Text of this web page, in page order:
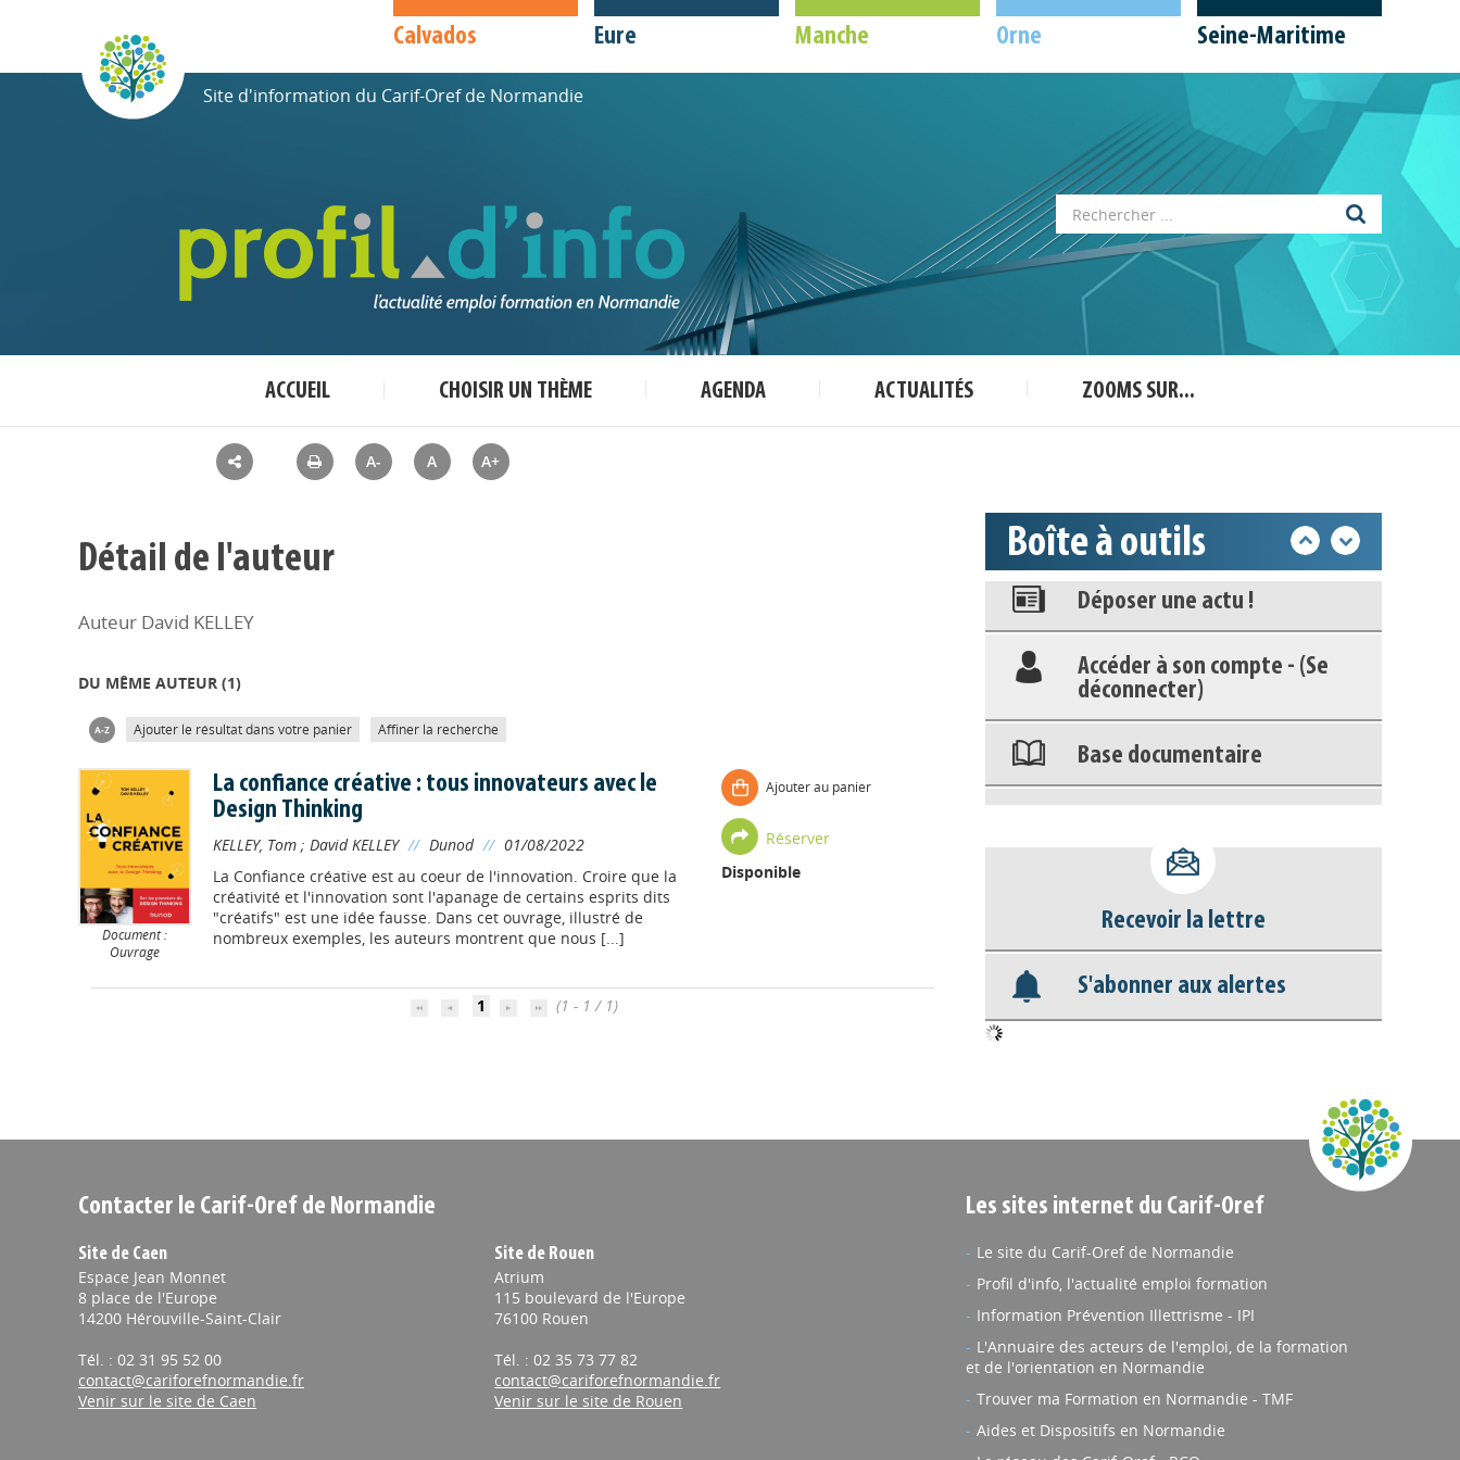
Calvados Eure Manche Orne Seine-Maritime
Site d'information du Carif-Oref de Normandie
ACCUEIL CHOISIR UN THÈME AGENDA ACTUALITÉS ZOOMS SUR...
A- A A+
Détail de l'auteur
Auteur David KELLEY
DU MÊME AUTEUR (1)
Ajouter le résultat dans votre panier Affiner la recherche
Document :
Ouvrage
La confiance créative : tous innovateurs avec le
Design Thinking
KELLEY, Tom; David KELLEY // Dunod // 01/08/2022
La Confiance créative est au coeur de l'innovation. Croire que la
créativité et l'innovation sont l'apanage de certains esprits dits
"créatifs" est une idée fausse. Dans cet ouvrage, illustré de
nombreux exemples, les auteurs montrent que nous [...]
Ajouter au panier
Réserver
Disponible
1 (1 - 1 / 1)
Boîte à outils
Appels à projets
Déposer une actu !
Accéder à son compte - (Se
déconnecter)
Nos veilles Scoop.it
Déposer une actu !
Accéder à son compte - (Se
déconnecter)
Base documentaire
Nos veilles Scoop.it
Appels à projets
Recevoir la lettre
S'abonner aux alertes
Contacter le Carif-Oref de Normandie
Site de Caen
Espace Jean Monnet
8 place de l'Europe
14200 Hérouville-Saint-Clair
Tél. : 02 31 95 52 00
contact@cariforefnormandie.fr
Venir sur le site de Caen
Site de Rouen
Atrium
115 boulevard de l'Europe
76100 Rouen
Tél. : 02 35 73 77 82
contact@cariforefnormandie.fr
Venir sur le site de Rouen
Les sites internet du Carif-Oref
Le site du Carif-Oref de Normandie
Profil d'info, l'actualité emploi formation
Information Prévention Illettrisme - IPI
L'Annuaire des acteurs de l'emploi, de la formation
et de l'orientation en Normandie
Trouver ma Formation en Normandie - TMF
Aides et Dispositifs en Normandie